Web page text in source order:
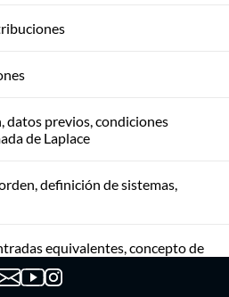
datos previos, condiciones
de Laplace
definición de sistemas,
equivalentes, concepto de